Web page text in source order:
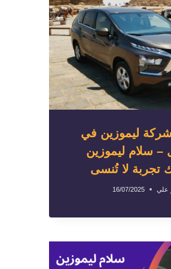
ليموزين في
– سلام ليموزين
تجربة لا تُنسى
علي 16/07/2025